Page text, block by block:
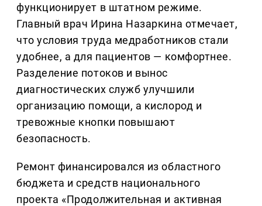
функционирует в штатном режиме.
Главный врач Ирина Назаркина отмечает,
что условия труда медработников стали
удобнее, а для пациентов — комфортнее.
Разделение потоков и вынос
диагностических служб улучшили
организацию помощи, а кислород и
тревожные кнопки повышают
безопасность.
Ремонт финансировался из областного
бюджета и средств национального
проекта «Продолжительная и активная